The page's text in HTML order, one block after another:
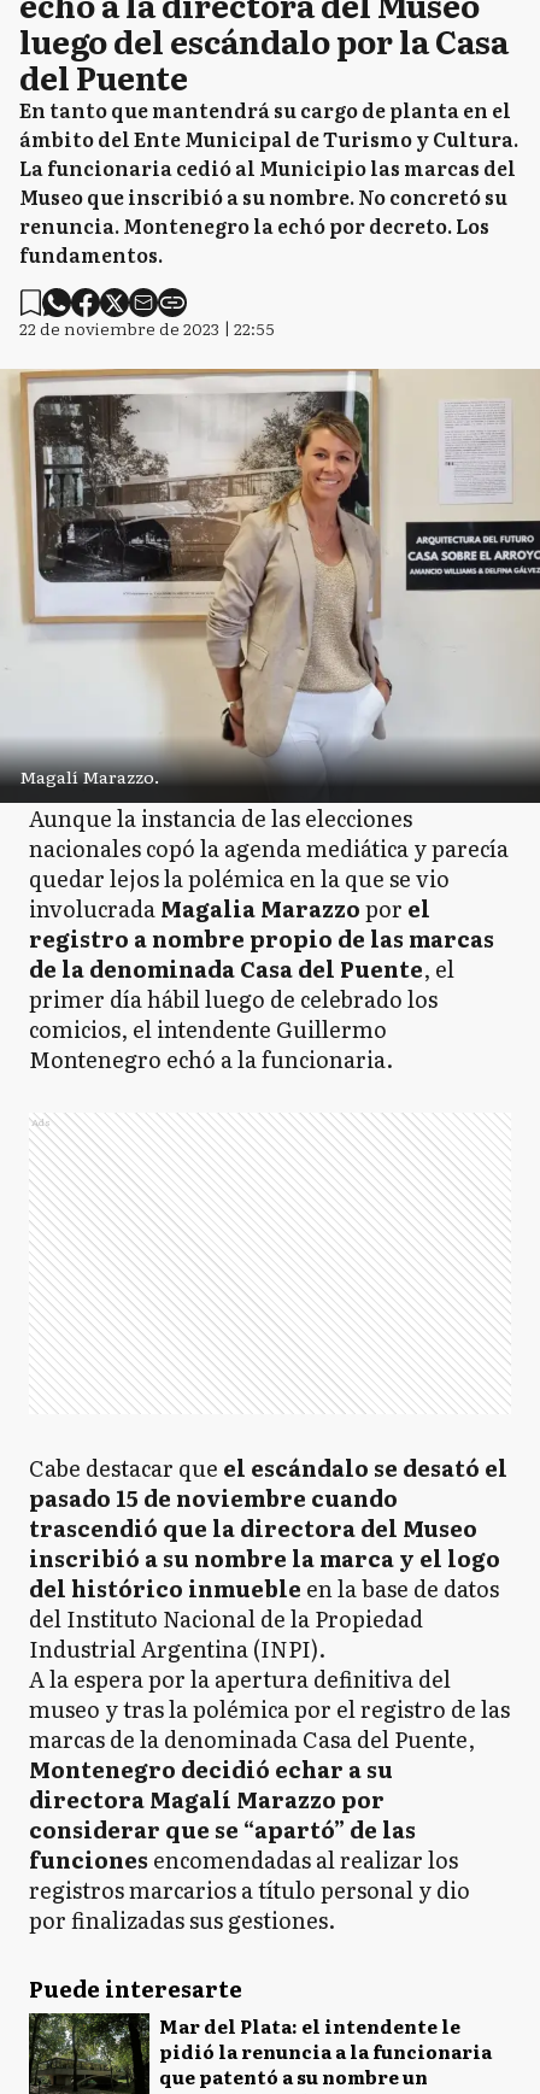
luego del escándalo por la Casa
del Puente
En tanto que mantendrá su cargo de planta en el
ámbito del Ente Municipal de Turismo y Cultura.
La funcionaria cedió al Municipio las marcas del
Museo que inscribió a su nombre. No concretó su
renuncia. Montenegro la echó por decreto. Los
fundamentos.
22 de noviembre de 2023 | 22:55
Magalí Marazzo.
Aunque la instancia de las elecciones
nacionales copó la agenda mediática y parecía
quedar lejos la polémica en la que se vio
involucradaMagalia Marazzopor el
registro a nombre propio de las marcas
de la denominada Casa del Puente, el
primer día hábil luego de celebrado los
comicios, el intendente Guillermo
Montenegro echó a la funcionaria.
Ads
Cabe destacar que el escándalo se desató el
pasado 15 de noviembre cuando
trascendió que la directora del Museo
inscribió a su nombre la marca y el logo
del histórico inmueble en la base de datos
del Instituto Nacional de la Propiedad
Industrial Argentina (INPI).
A la espera por la apertura definitiva del
museo y tras la polémica por el registro de las
marcas de la denominada Casa del Puente,
Montenegro decidió echar a su
directora Magalí Marazzo por
considerar que se “apartó” de las
funciones encomendadas al realizar los
registros marcarios a título personal y dio
por finalizadas sus gestiones.
Puede interesarte
Mar del Plata: el intendente le
pidió la renuncia a la funcionaria
que patentó a su nombre un